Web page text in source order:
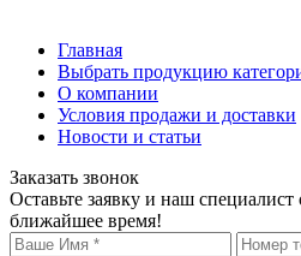
Главная
Выбрать продукцию
О компании
Условия продажи и доставки
Новости и статьи
Заказать звонок
Оставьте заявку и наш специалист
ближайшее время!